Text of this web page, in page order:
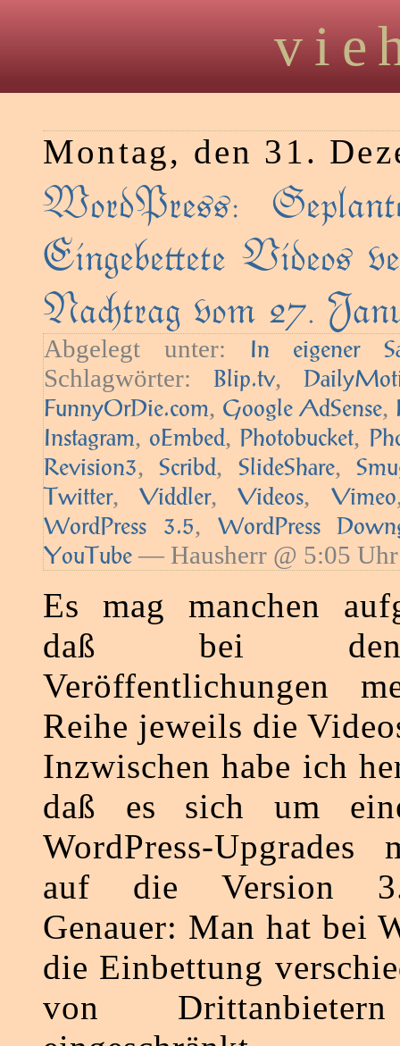
Montag, den 31.
WordPress:
Eingebeete Videos
Natrag vom 27.
Abgelegt unter: In eigener
Schlagwörter: Blip.tv,
FunnyOrDie.com, Google AdSense,
Instagram, oEmbed, Photobucket,
Revision3,Scribd, SlideShare,
Twitter,Viddler,Videos, Vimeo
WordPress 3.5, WordPress
YouTube — Hausherr @ 5:05 Uhr
Es mag manchen
daß bei
Veröffentlichungen
Reihe jeweils die
Inzwischen habe ich
daß es sich um
WordPress-Upgrades
auf die Version
Genauer: Man hat bei
die Einbettung
von